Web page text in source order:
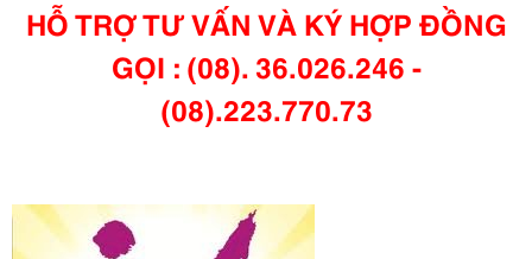
HỖ TRỢ TƯ VẤN VÀ KÝ HỢP ĐỒNG
GỌI : (08). 36.026.246 -
(08).223.770.73